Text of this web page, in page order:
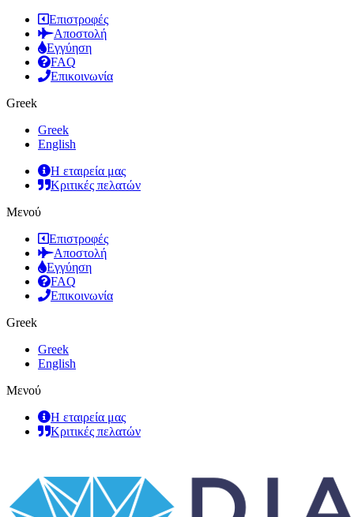
Επιστροφές
Αποστολή
Εγγύηση
FAQ
Επικοινωνία
Greek
Greek
English
Η εταιρεία μας
Κριτικές πελατών
Μενού
Επιστροφές
Αποστολή
Εγγύηση
FAQ
Επικοινωνία
Greek
Greek
English
Μενού
Η εταιρεία μας
Κριτικές πελατών